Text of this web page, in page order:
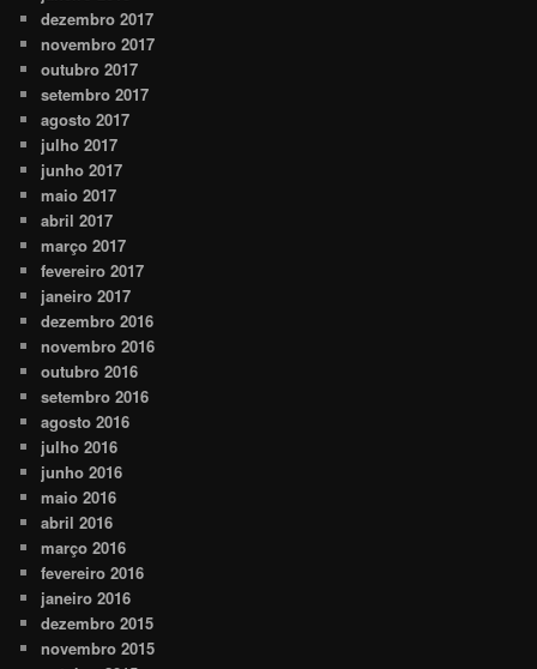
dezembro 2017
novembro 2017
outubro 2017
setembro 2017
agosto 2017
julho 2017
junho 2017
maio 2017
abril 2017
março 2017
fevereiro 2017
janeiro 2017
dezembro 2016
novembro 2016
outubro 2016
setembro 2016
agosto 2016
julho 2016
junho 2016
maio 2016
abril 2016
março 2016
fevereiro 2016
janeiro 2016
dezembro 2015
novembro 2015